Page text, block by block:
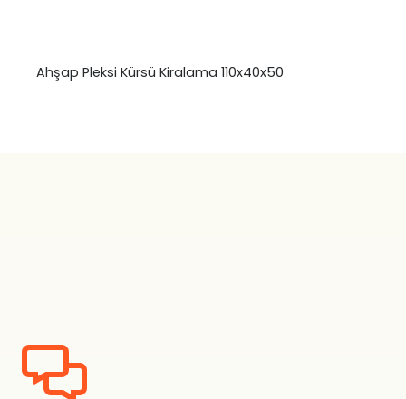
Ahşap Pleksi Kürsü Kiralama 110x40x50